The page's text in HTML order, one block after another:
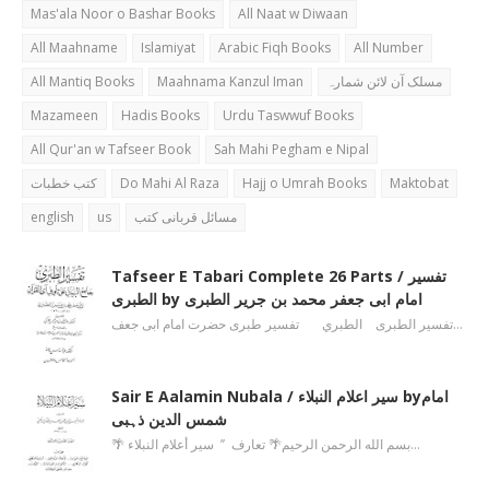
Mas'ala Noor o Bashar Books
All Naat w Diwaan
All Maahname
Islamiyat Arabic Fiqh Books
All Number
All Mantiq Books
Maahnama Kanzul Iman
مسلک آن لائن شمارہ
Mazameen
Hadis Books
Urdu Taswwuf Books
All Qur'an w Tafseer Book
Sah Mahi Pegham e Nipal
کتب خطبات
Do Mahi Al Raza Hajj o Umrah Books
Maktobat
english
us مسائل قربانی کتب
Tafseer E Tabari Complete 26 Parts / تفسیر
الطبری by امام ابی جعفر محمد بن جریر الطبری
تفسیر الطبری الطبري تفسیر طبری حضرت امام ابی جعف…
Sair E Aalamin Nubala / سیر اعلام النبلاء byامام
شمس الدین ذہبی
🌴 بسم الله الرحمن الرحیم🌴 تعارف ’’ سیر أعلام النبلاء…